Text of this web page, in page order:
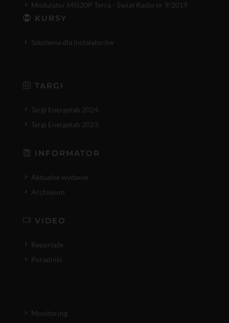
Modulator MI520P Terra - Świat Radio nr 9/2019
KURSY
Szkolenia dla instalatorów
TARGI
Targi Energetab 2024.
Targi Energetab 2023.
INFORMATOR
Aktualne wydanie
Archiwum
VIDEO
Reportaże
Poradniki
Monitoring